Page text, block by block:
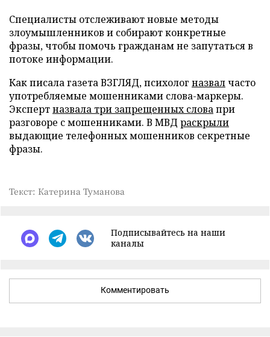
Специалисты отслеживают новые методы
злоумышленников и собирают конкретные
фразы, чтобы помочь гражданам не запутаться в
потоке информации.
Как писала газета ВЗГЛЯД, психолог назвалчасто
употребляемые мошенниками слова-маркеры.
Экспертназвала три запрещенных словапри
разговоре с мошенниками. В МВД раскрыли
выдающие телефонных мошенников секретные
фразы.
Текст: Катерина Туманова
Подписывайтесь на наши
каналы
Комментировать